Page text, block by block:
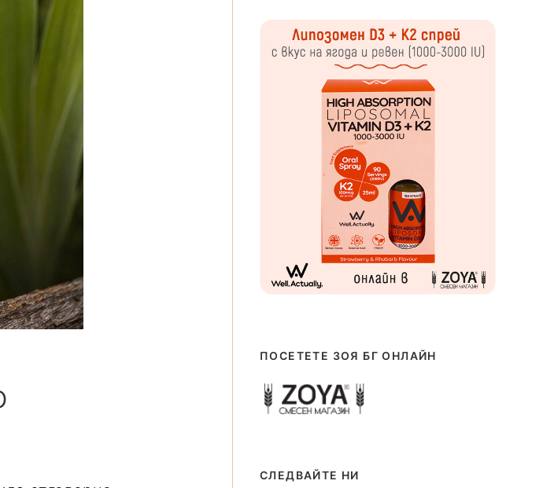
ПОСЕТЕТЕ ЗОЯ БГ ОНЛАЙН
СЛЕДВАЙТЕ НИ